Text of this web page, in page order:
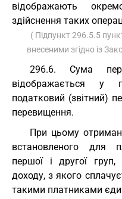
відображають
здійснення таких
( Підпункт 296.5.5
внесеними згідно із
296.6. Сума
відображається у
податковий (звітний)
перевищення.
При цьому
встановленого для
першої і другої
доходу, з якого
такими платниками